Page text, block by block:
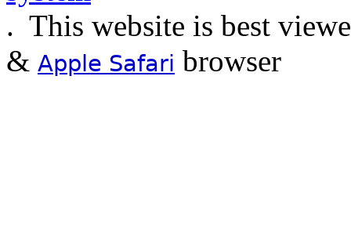
. This website is best
& Apple Safari browser